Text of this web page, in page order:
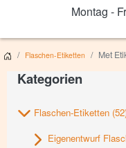
Montag -
Flaschen-Etiketten Met
Kategorien
Flaschen-Etiketten
Eigenentwurf